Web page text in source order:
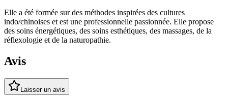
Elle a été formée sur des méthodes inspirées des cultures
indo/chinoises et est une professionnelle passionnée. Elle propose
des soins énergétiques, des soins esthétiques, des massages, de la
réflexologie et de la naturopathie.
Avis
Laisser un avis